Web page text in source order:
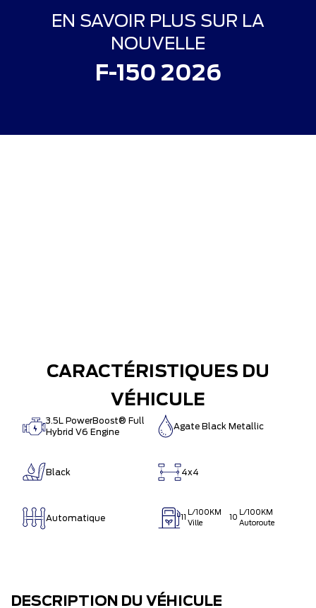
EN SAVOIR PLUS SUR LA
NOUVELLE
F-150 2026
CARACTÉRISTIQUES DU
VÉHICULE
3.5L PowerBoost® Full
Hybrid V6 Engine
Agate Black Metallic
Black 4x4
Automatique
L/100KM
Ville
10
L/100KM
Autoroute
DESCRIPTION DU VÉHICULE